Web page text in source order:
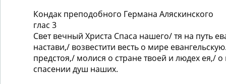
Кондак преподобного Германа Аляскинского
глас 3
Свет вечный Христа Спаса нашего/ тя на путь
настави,/ возвестити весть о мире
предстоя,/ молися о стране твоей и людех ея,/
спасении душ наших.